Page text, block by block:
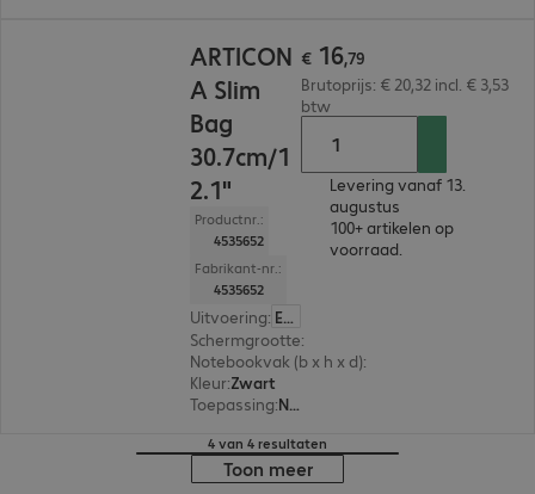
ARTICON
A Slim
Bag
30.7cm/1
2.1"
Productnr.:
4535652
Fabrikant-nr.:
4535652
Uitvoering: Europa
Schermgrootte:
Notebookvak (b x h x d):
Kleur:Zwart
Toepassing: Notebook, Tablet
€ 16,79
Brutoprijs: € 20,32 incl. € 3,53
btw
Levering vanaf 13.
augustus
100+ artikelen op
voorraad.
4 van 4 resultaten
Toon meer